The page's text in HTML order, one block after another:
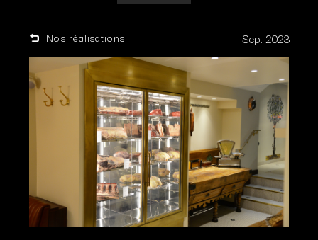
Nos réalisations Sep. 2023